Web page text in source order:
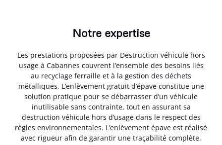
Notre expertise
Les prestations proposées par Destruction véhicule hors
usage à Cabannes couvrent l’ensemble des besoins liés
au recyclage ferraille et à la gestion des déchets
métalliques. L’enlèvement gratuit d’épave constitue une
solution pratique pour se débarrasser d’un véhicule
inutilisable sans contrainte, tout en assurant sa
destruction véhicule hors d’usage dans le respect des
règles environnementales. L’enlèvement épave est réalisé
avec rigueur afin de garantir une traçabilité complète.